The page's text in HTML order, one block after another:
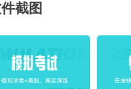
截图